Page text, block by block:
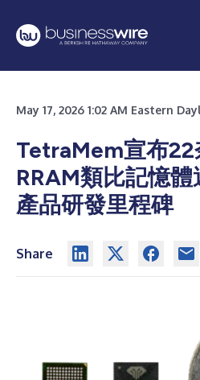
May 17, 2026 1:02 AM Eastern
TetraMem宣布22
RRAM類比記憶
產品研發里程碑
Share